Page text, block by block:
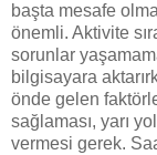
başta mesafe
önemli. Aktivite
sorunlar
bilgisayara
önde gelen
sağlaması, yarı
vermesi gerek.